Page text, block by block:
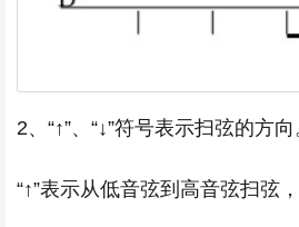
2、“↑”、“↓”符号表示扫弦的方向
“↑”表示从低音弦到高音弦扫弦